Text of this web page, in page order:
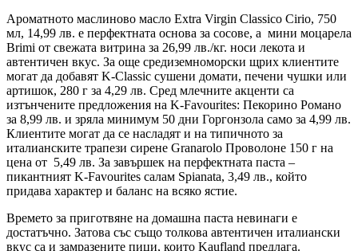
Ароматното маслиново масло Extra Virgin Classico Cirio, 750
мл, 14,99 лв. е перфектната основа за сосове, а мини моцарела
Brimi от свежата витрина за 26,99 лв./кг. носи лекота и
автентичен вкус. За още средиземноморски щрих клиентите
могат да добавят K-Classic сушени домати, печени чушки или
артишок, 280 г за 4,29 лв. Сред млечните акценти са
изтънчените предложения на K-Favourites: Пекорино Романо
за 8,99 лв. и зряла минимум 50 дни Горгонзола само за 4,99 лв.
Клиентите могат да се насладят и на типичното за
италианските трапези сирене Granarolo Проволоне 150 г на
цена от 5,49 лв. За завършек на перфектната паста –
пикантният K-Favourites салам Spianata, 3,49 лв., който
придава характер и баланс на всяко ястие.
Времето за приготвяне на домашна паста невинаги е
достатъчно. Затова със също толкова автентичен италиански
вкус са и замразените пици, които Kaufland предлага.